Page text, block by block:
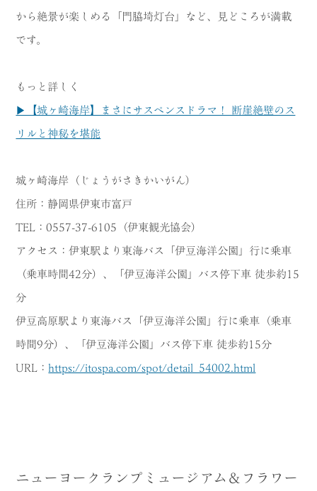
から絶景が楽しめる「門脇埼灯台」など、見どころが満載
です。
もっと詳しく
▶【城ヶ崎海岸】まさにサスペンスドラマ！ 断崖絶壁のス
リルと神秘を堪能
城ヶ崎海岸（じょうがさきかいがん）
住所：静岡県伊東市富戸
TEL：0557-37-6105（伊東観光協会）
アクセス：伊東駅より東海バス「伊豆海洋公園」行に乗車
（乗車時間42分）、「伊豆海洋公園」バス停下車 徒歩約15
分
伊豆高原駅より東海バス「伊豆海洋公園」行に乗車（乗車
時間9分）、「伊豆海洋公園」バス停下車 徒歩約15分
URL：https://itospa.com/spot/detail_54002.html
ニューヨークランプミュージアム＆フラワー